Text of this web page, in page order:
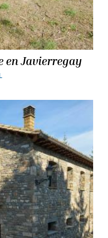
en Javierregay